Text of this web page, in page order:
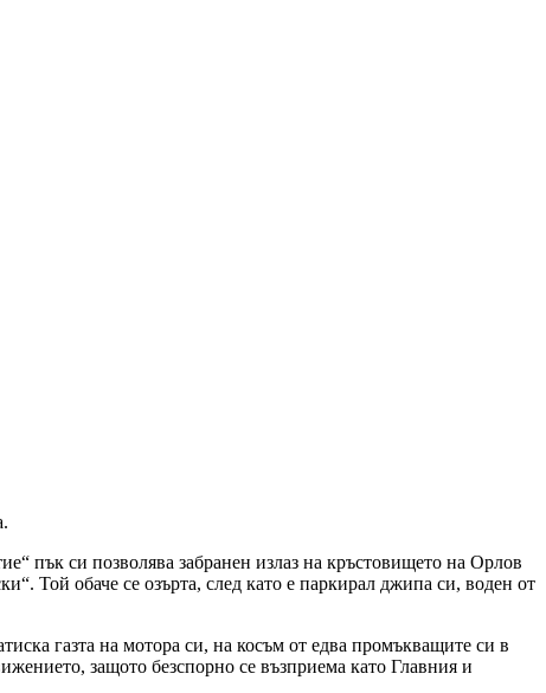
пък си позволява забранен излаз на кръстовището на Орлов
Той обаче се озърта, след като е паркирал джипа си, воден от
газта на мотора си, на косъм от едва промъкващите си в
защото безспорно се възприема като Главния и